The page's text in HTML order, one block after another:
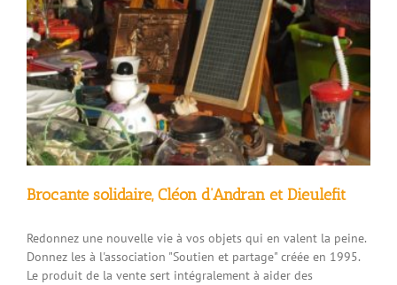
Brocante solidaire, Cléon d’Andran et Dieulefit
Redonnez une nouvelle vie à vos objets qui en valent la peine.
Donnez les à l'association "Soutien et partage" créée en 1995.
Le produit de la vente sert intégralement à aider des